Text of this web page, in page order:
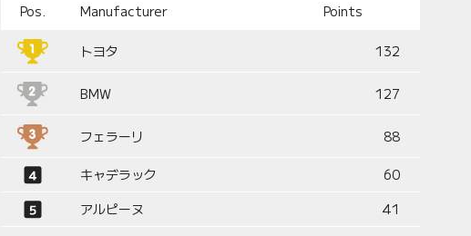
Pos. Manufacturer Points
トヨタ 132
BMW 127
フェラーリ 88
キャデラック
60
アルピーヌ
41